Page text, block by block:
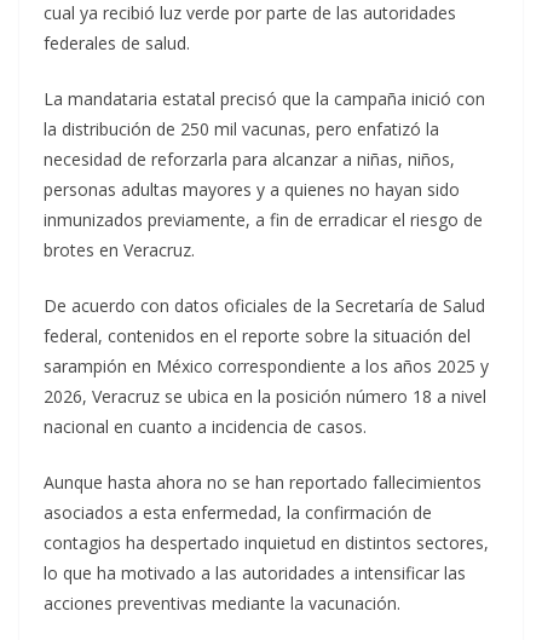
cual ya recibió luz verde por parte de las autoridades
federales de salud.
La mandataria estatal precisó que la campaña inició con
la distribución de 250 mil vacunas, pero enfatizó la
necesidad de reforzarla para alcanzar a niñas, niños,
personas adultas mayores y a quienes no hayan sido
inmunizados previamente, a fin de erradicar el riesgo de
brotes en Veracruz.
De acuerdo con datos oficiales de la Secretaría de Salud
federal, contenidos en el reporte sobre la situación del
sarampión en México correspondiente a los años 2025 y
2026, Veracruz se ubica en la posición número 18 a nivel
nacional en cuanto a incidencia de casos.
Aunque hasta ahora no se han reportado fallecimientos
asociados a esta enfermedad, la confirmación de
contagios ha despertado inquietud en distintos sectores,
lo que ha motivado a las autoridades a intensificar las
acciones preventivas mediante la vacunación.